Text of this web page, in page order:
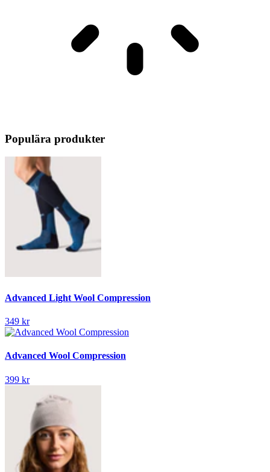
Populära produkter
Advanced Light Wool Compression
349 kr
Advanced Wool Compression
399 kr